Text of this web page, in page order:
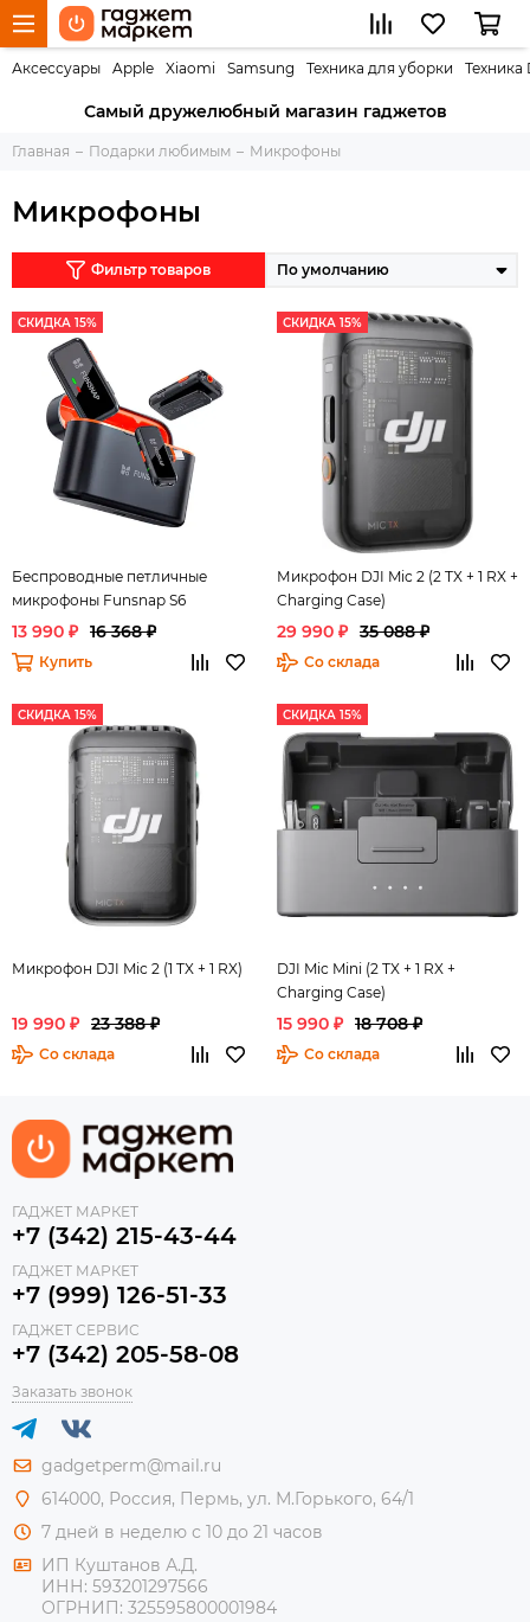
Аксессуары Apple Xiaomi Samsung Техника для уборки Техника
Самый дружелюбный магазин гаджетов
Главная Подарки любимым Микрофоны
Микрофоны
Фильтр товаров
СКИДКА 15%
Беспроводные петличные
микрофоны Funsnap S6
13 990 ₽ 16 368 ₽
Купить
СКИДКА 15%
Микрофон DJI Mic 2 (2 TX + 1 RX +
Charging Case)
29 990 ₽ 35 088 ₽
Со склада
СКИДКА 15%
Микрофон DJI Mic 2 (1 TX + 1 RX)
19 990 ₽ 23 388 ₽
Со склада
СКИДКА 15%
DJI Mic Mini (2 TX + 1 RX +
Charging Case)
15 990 ₽ 18 708 ₽
Со склада
ГАДЖЕТ МАРКЕТ
+7 (342) 215-43-44
ГАДЖЕТ МАРКЕТ
+7 (999) 126-51-33
ГАДЖЕТ СЕРВИС
+7 (342) 205-58-08
Заказать звонок
gadgetperm@mail.ru
614000, Россия, Пермь, ул. М.Горького, 64/1
7 дней в неделю с 10 до 21 часов
ИП Куштанов А.Д.
ИНН: 593201297566
ОГРНИП: 325595800001984